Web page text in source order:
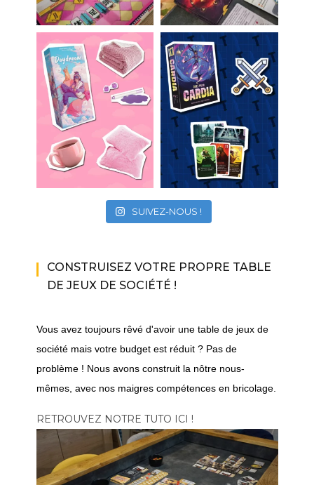
SUIVEZ-NOUS !
CONSTRUISEZ VOTRE PROPRE TABLE
DE JEUX DE SOCIÉTÉ !
Vous avez toujours rêvé d'avoir une table de jeux de
société mais votre budget est réduit ? Pas de
problème ! Nous avons construit la nôtre nous-
mêmes, avec nos maigres compétences en bricolage.
RETROUVEZ NOTRE TUTO ICI !